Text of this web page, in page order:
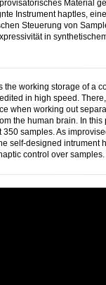
Material
Instrument haptles,
Steuerung von
in
the working storage of a
in high speed.
when working out
the human brain. In
samples. As
self-designed intrument
control over samples.